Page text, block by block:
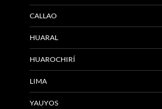
CALLAO
HUARAL
HUAROCHIRÍ
LIMA
YAUYOS